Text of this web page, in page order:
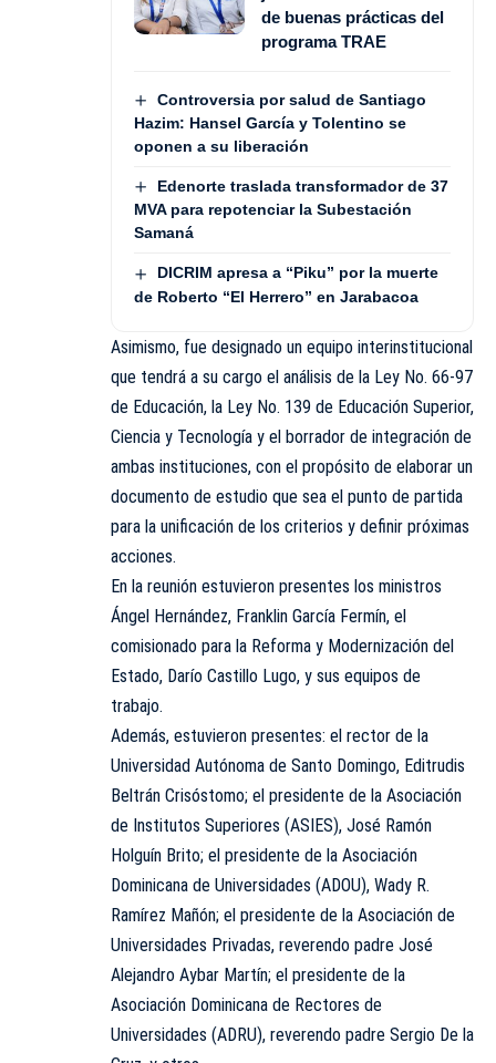
de buenas prácticas del
programa TRAE
Controversia por salud de Santiago
Hazim: Hansel García y Tolentino se
oponen a su liberación
Edenorte traslada transformador de 37
MVA para repotenciar la Subestación
Samaná
DICRIM apresa a “Piku” por la muerte
de Roberto “El Herrero” en Jarabacoa
Asimismo, fue designado un equipo interinstitucional
que tendrá a su cargo el análisis de la Ley No. 66-97
de Educación, la Ley No. 139 de Educación Superior,
Ciencia y Tecnología y el borrador de integración de
ambas instituciones, con el propósito de elaborar un
documento de estudio que sea el punto de partida
para la unificación de los criterios y definir próximas
acciones.
En la reunión estuvieron presentes los ministros
Ángel Hernández, Franklin García Fermín, el
comisionado para la Reforma y Modernización del
Estado, Darío Castillo Lugo, y sus equipos de
trabajo.
Además, estuvieron presentes: el rector de la
Universidad Autónoma de Santo Domingo, Editrudis
Beltrán Crisóstomo; el presidente de la Asociación
de Institutos Superiores (ASIES), José Ramón
Holguín Brito; el presidente de la Asociación
Dominicana de Universidades (ADOU), Wady R.
Ramírez Mañón; el presidente de la Asociación de
Universidades Privadas, reverendo padre José
Alejandro Aybar Martín; el presidente de la
Asociación Dominicana de Rectores de
Universidades (ADRU), reverendo padre Sergio De la